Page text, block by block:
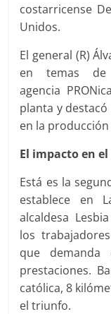
costarricense
Unidos.
El general (R)
en temas
agencia
planta y
en la
El impacto en
Está es la
establece en
alcaldesa
los
que
prestaciones.
católica, 8
el triunfo.